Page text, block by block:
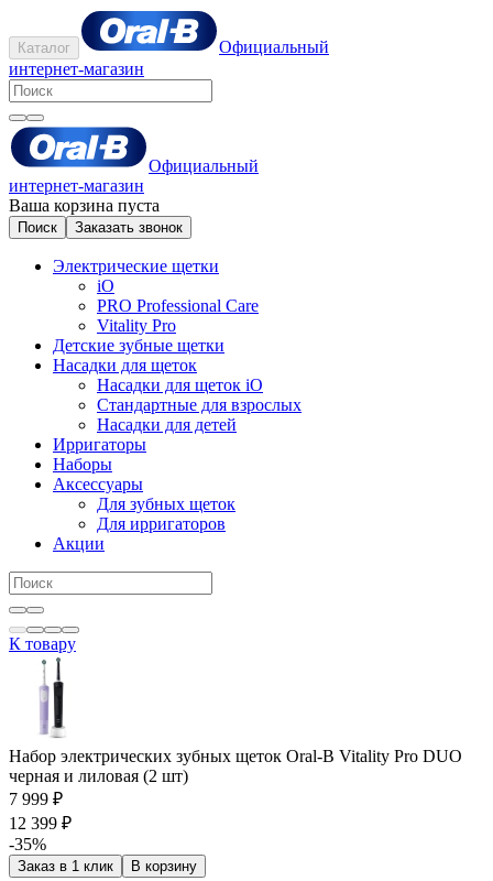
Каталог
Официальный
интернет-магазин
Официальный
интернет-магазин
Ваша корзина пуста
Поиск Заказать звонок
Электрические щетки
iO
PRO Professional Care
Vitality Pro
Детские зубные щетки
Насадки для щеток
Насадки для щеток iO
Стандартные для взрослых
Насадки для детей
Ирригаторы
Наборы
Аксессуары
Для зубных щеток
Для ирригаторов
Акции
К товару
Набор электрических зубных щеток Oral-B Vitality Pro DUO
черная и лиловая (2 шт)
7 999 ₽
12 399 ₽
-35%
Заказ в 1 клик В корзину